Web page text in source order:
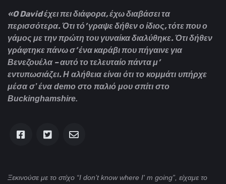
«O David έχει πει διάφορα, έχω διαβάσει τα
περισσότερα. Ότι τό’ γραψε δήθεν ο ίδιος, τότε που ο
γάμος με την πρώτη του γυναίκα διαλύθηκε. Ότι δήθεν
γράφτηκε πάνω σ’ ένα καράβι που πήγαινε για
Βενεζουέλα – αυτό το τελευταίο πάντα μ’
εντυπωσιάζει.Η αλήθεια είναι ότι το κομμάτι υπήρχε
μέσα σ’ έναdemo στο παλιό μου σπίτι στο
Buckinghamshire.
Ξεκινούσε με το στίχο “I don’t know where I' m going”, είχαμε το